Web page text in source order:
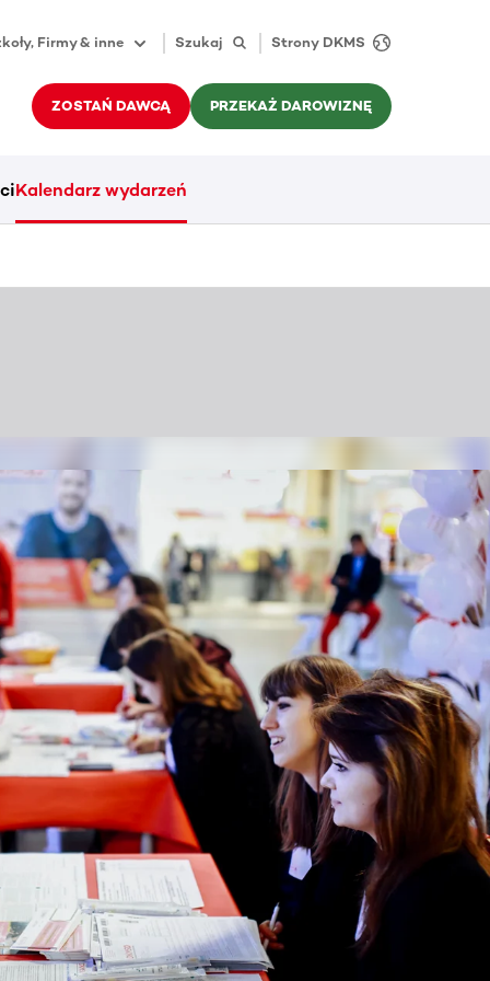
Firmy & inne Szukaj Strony DKMS
ZOSTAŃ DAWCĄ PRZEKAŻ DAROWIZNĘ
Kalendarz wydarzeń